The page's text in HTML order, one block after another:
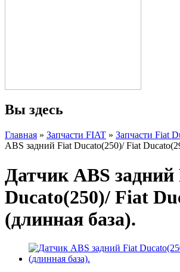
Вы здесь
Главная » Запчасти FIAT » Запчасти Fiat
ABS задний Fiat Ducato(250)/ Fiat
Датчик ABS
Ducato(250)/ Fiat
(длинная база).